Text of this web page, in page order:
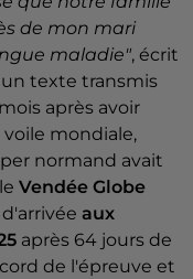
de mon mari
maladie", écrit
texte transmis
après avoir
mondiale,
normand avait
Vendée Globe
aux
après 64 jours de
de l'épreuve et